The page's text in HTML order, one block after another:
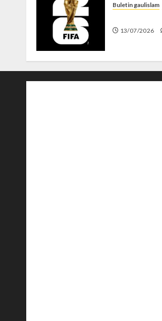
Buletin gaulislam
13/07/2026